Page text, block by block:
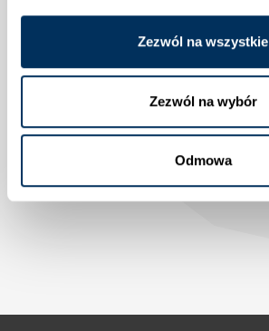
Zezwól na wszystkie
Zezwól na wybór
Odmowa